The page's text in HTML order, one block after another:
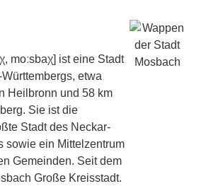
moːsbaχ] ist eine Stadt
etwa
Heilbronn und 58 km
Sie ist die
Stadt des Neckar-
sowie ein Mittelzentrum
Gemeinden. Seit dem
Große Kreisstadt.